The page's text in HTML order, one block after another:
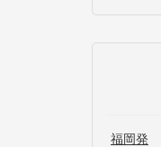
福岡発